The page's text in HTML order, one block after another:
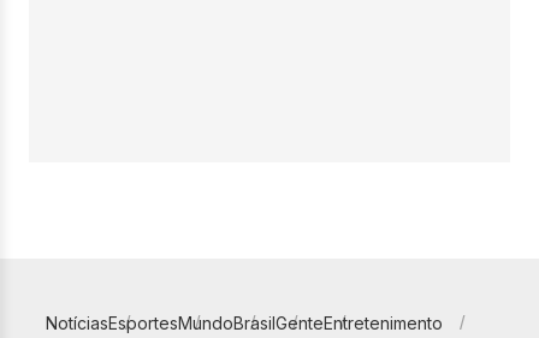
NotíciasEsportesMundoBrasilGenteEntretenimento